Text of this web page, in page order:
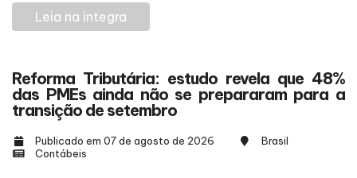
Leia na integra
Reforma Tributária: estudo revela que 48%
das PMEs ainda não se prepararam para a
transição de setembro
Publicado em 07 de agosto de 2026
Brasil
Contábeis